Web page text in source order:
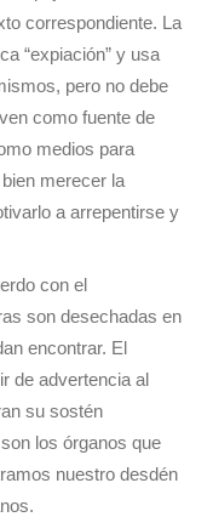
correspondiente. La
“expiación” y usa
pero no debe
como fuente de
medios para
merecer la
a arrepentirse y
con el
son desechadas en
encontrar. El
de advertencia al
su sostén
los órganos que
nuestro desdén